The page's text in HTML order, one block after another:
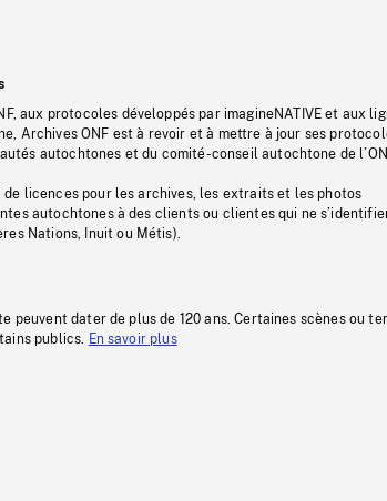
aux protocoles développés par imagineNATIVE et aux
Archives ONF est à revoir et à mettre à jour ses
autochtones et du comité-conseil autochtone de
de licences pour les archives, les extraits et les photos
autochtones à des clients ou clientes qui ne
Nations, Inuit ou Métis).
peuvent dater de plus de 120 ans. Certaines scènes ou
publics. En savoir plus